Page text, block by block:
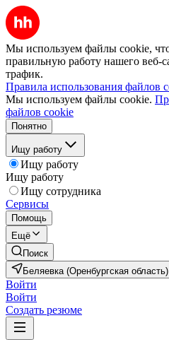
Мы используем файлы cookie,
правильную работу нашего веб-
трафик.
Правила использования файлов
Мы используем файлы cookie.
файлов cookie
Понятно
Ищу работу
Ищу работу
Ищу работу
Ищу сотрудника
Сервисы
Помощь
Ещё
Поиск
Беляевка (Оренбургская область)
Войти
Войти
Создать резюме